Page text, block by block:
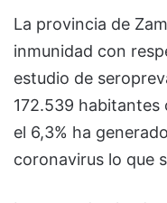
La provincia de
inmunidad con
estudio de
172.539 habitantes
el 6,3% ha
coronavirus lo que